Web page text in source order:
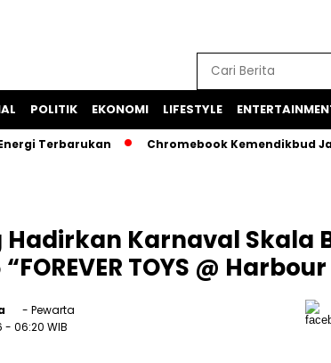
POLITIK EKONOMI LIFESTYLE
Chromebook Kemendikbud Jadi
Hadirkan Karnaval Skala
TOYS @
- Pewarta
- 06:20 WIB